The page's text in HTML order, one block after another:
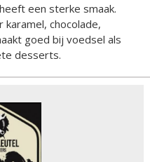
een sterke smaak.
chocolade,
goed bij voedsel als
desserts.